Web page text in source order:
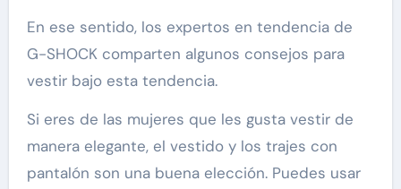
En ese sentido, los expertos en tendencia de
G-SHOCK comparten algunos consejos para
vestir bajo esta tendencia.
Si eres de las mujeres que les gusta vestir de
manera elegante, el vestido y los trajes con
pantalón son una buena elección. Puedes usar